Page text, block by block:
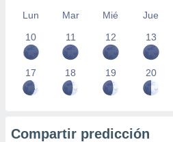
Lun Mar Mié Jue
10
11 12 13
17 18 19 20
Compartir predicción